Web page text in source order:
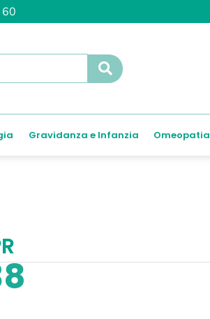
60
Gravidanza e Infanzia Omeopatia